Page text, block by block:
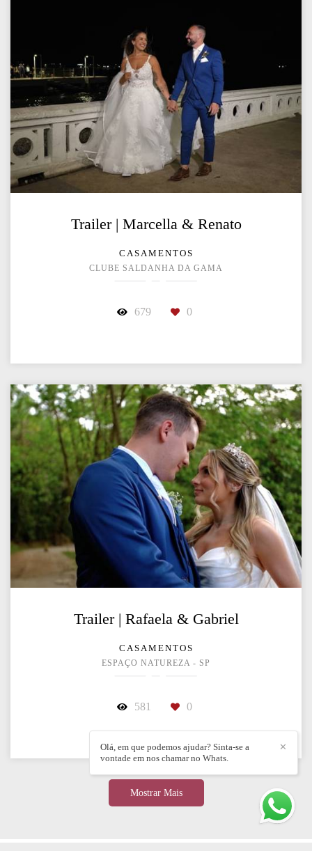
Trailer | Marcella & Renato
CASAMENTOS
CLUBE SALDANHA DA GAMA
679 0
Trailer | Rafaela & Gabriel
CASAMENTOS
ESPAÇO NATUREZA - SP
581 0
Mostrar Mais
✕
Olá, em que podemos ajudar? Sinta-se a
vontade em nos chamar no Whats.